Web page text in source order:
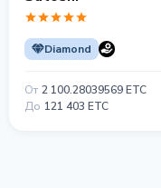
Diamond
От 2 100.28039569 ETC
До 121 403 ETC